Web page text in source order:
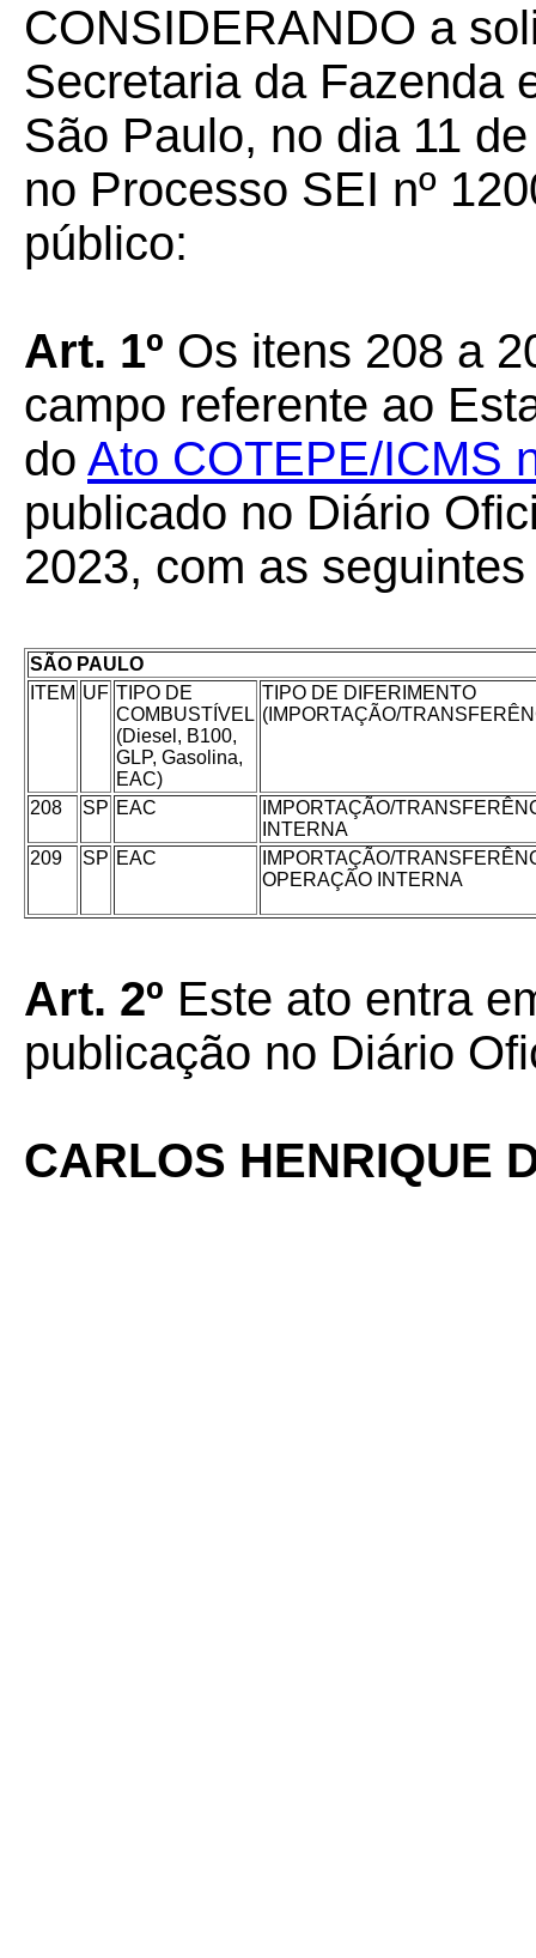
CONSIDERANDO a
Secretaria da Fazenda
São Paulo, no dia 11
no Processo SEI nº
público:
Art. 1º Os itens 208 a
campo referente ao
do Ato COTEPE/ICMS
publicado no Diário
2023, com as
SÃO PAULO
ITEM UF TIPO DE
COMBUSTÍVEL
(Diesel, B100,
GLP, Gasolina,
EAC)
TIPO DE DIFERIMENTO
(IMPORTAÇÃO/
208 SP EAC
IMPORTAÇÃO/
INTERNA
209
SP EAC
IMPORTAÇÃO/
OPERAÇÃO INTERNA
Art. 2º Este ato entra
publicação no Diário
CARLOS HENRIQUE